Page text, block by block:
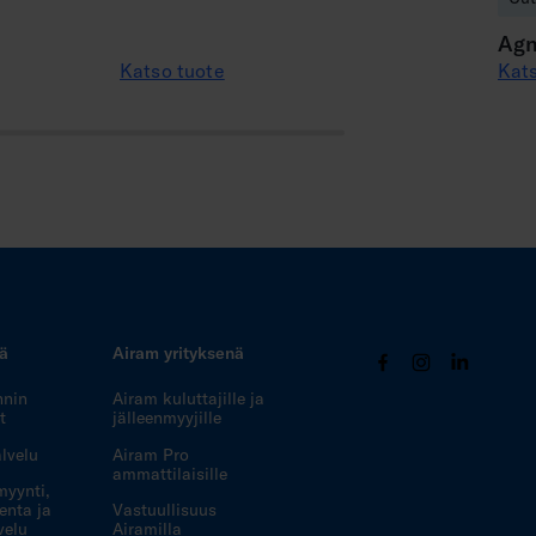
Katso tuote
ja
Airam yrityksenä
Airam kuluttajille ja
jälleenmyyjille
Airam Pro
ammattilaisille
Vastuullisuus
Airamilla